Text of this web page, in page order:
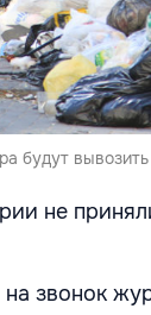
будут
не
звонок